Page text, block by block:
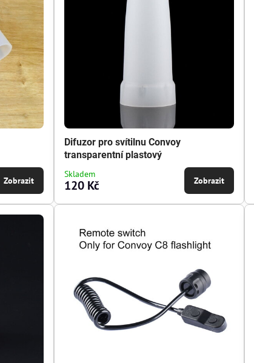
Zobrazit
Difuzor pro svítilnu Convoy
transparentní plastový
Skladem
120 Kč Zobrazit